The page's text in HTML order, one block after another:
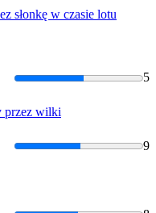
słonkę w czasie lotu
5
przez wilki
9